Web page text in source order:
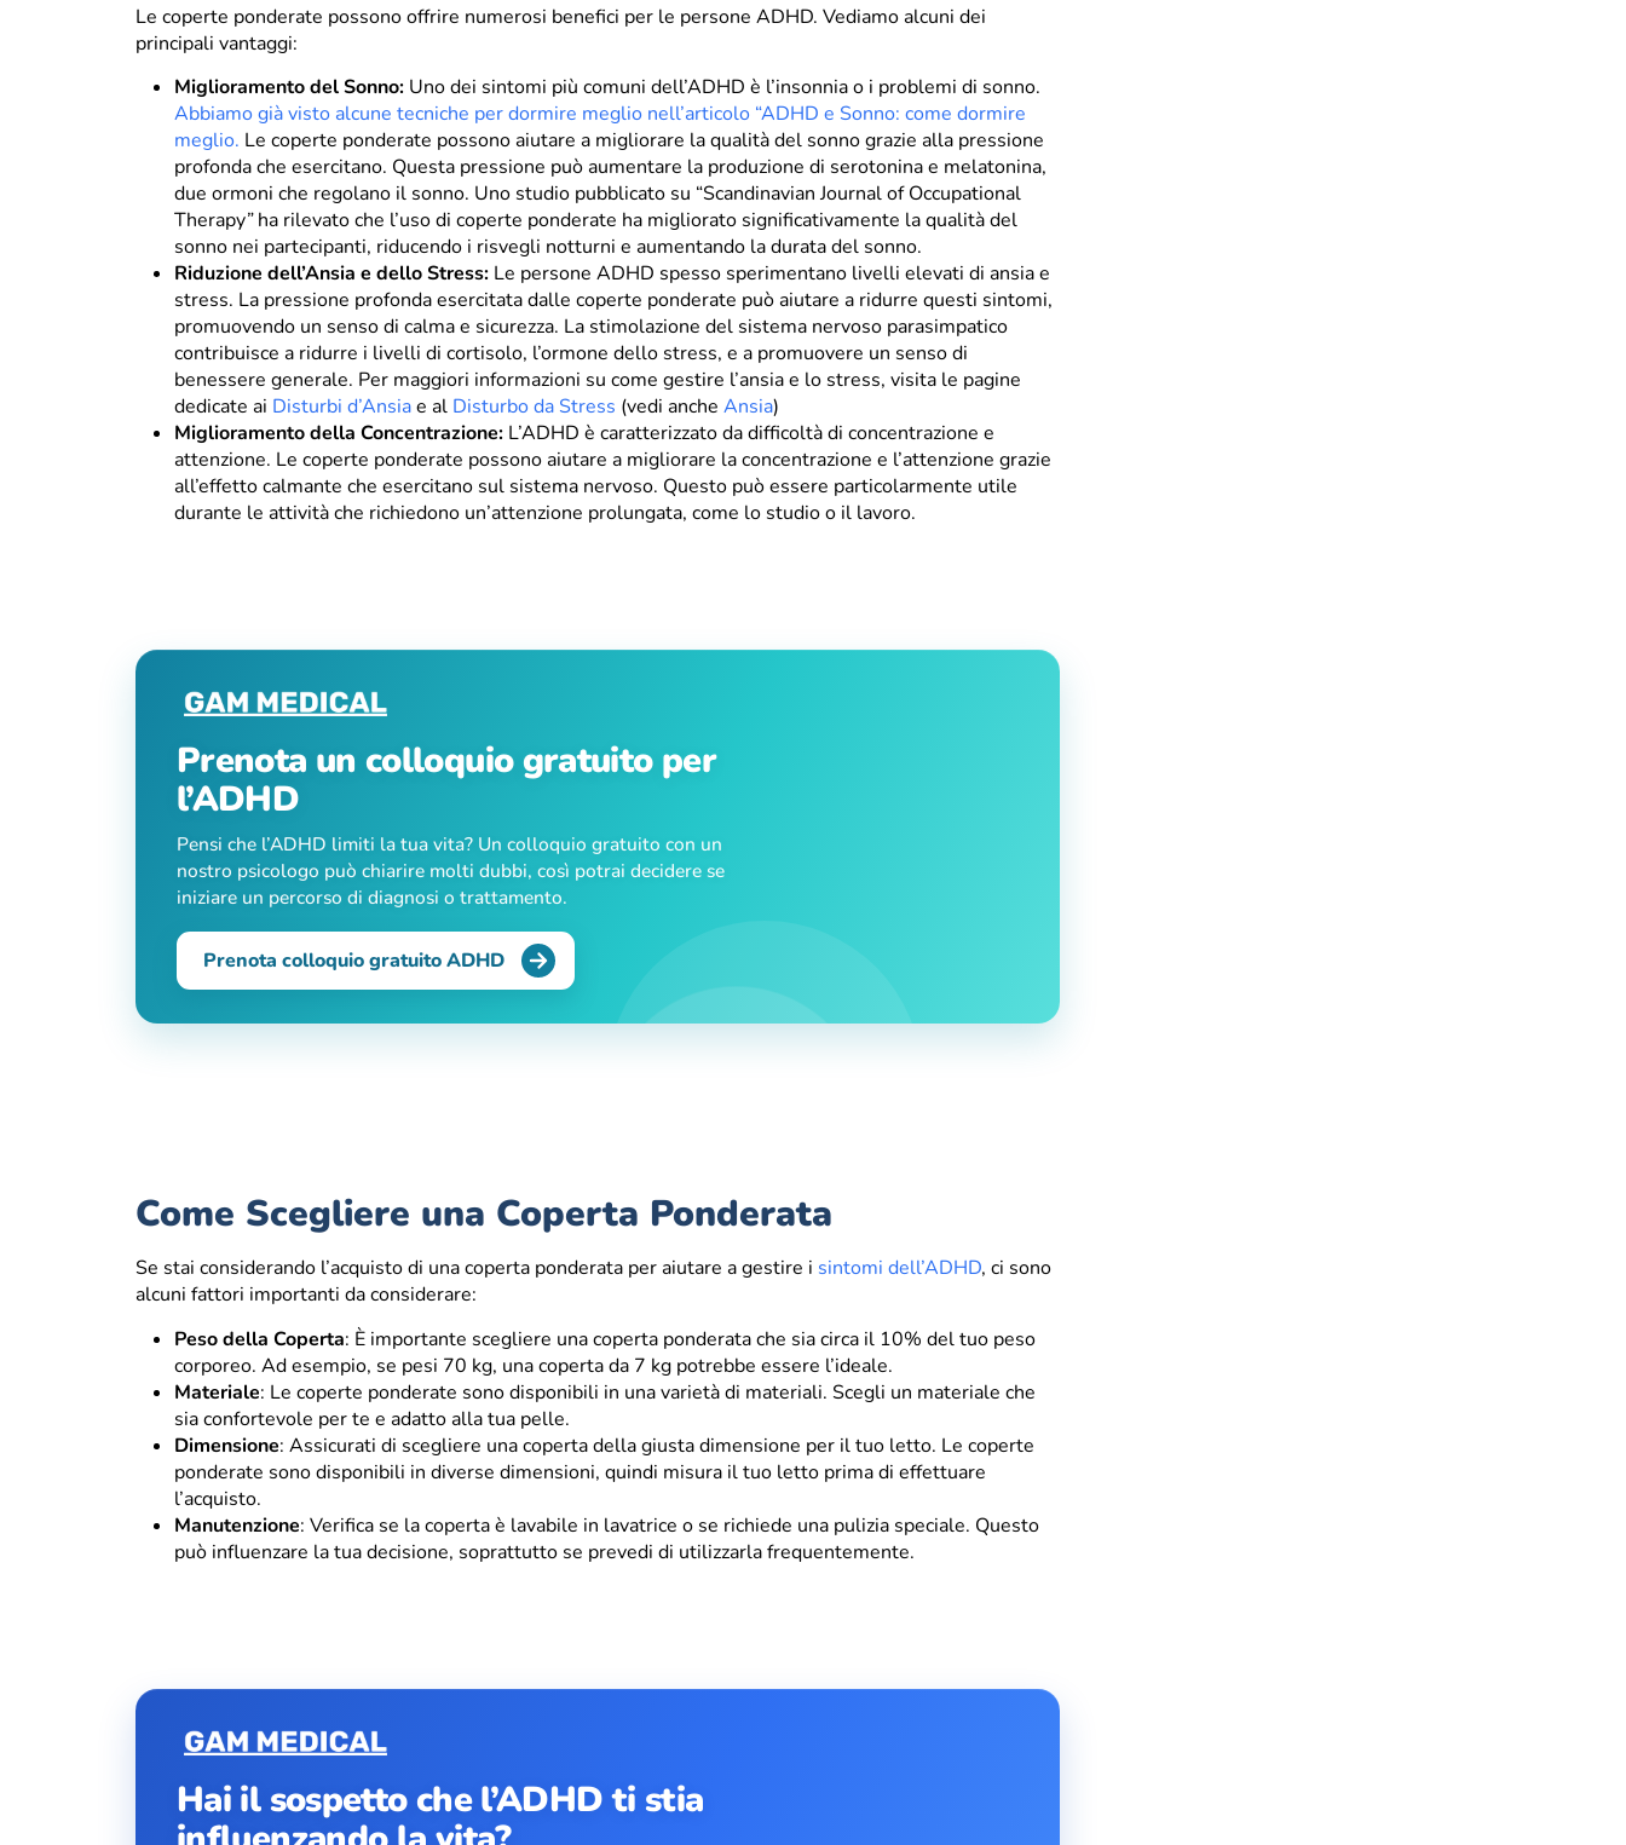
Le coperte ponderate possono offrire numerosi benefici per le persone ADHD. Vediamo alcuni dei
principali vantaggi:
Miglioramento del Sonno: Uno dei sintomi più comuni dell’ADHD è l’insonnia o i problemi di sonno.
Abbiamo già visto alcune tecniche per dormire meglio nell’articolo “ADHD e Sonno: come dormire
meglio. Le coperte ponderate possono aiutare a migliorare la qualità del sonno grazie alla pressione
profonda che esercitano. Questa pressione può aumentare la produzione di serotonina e melatonina,
due ormoni che regolano il sonno. Uno studio pubblicato su “Scandinavian Journal of Occupational
Therapy”ha rilevato che l’uso di coperte ponderate ha migliorato significativamente la qualità del
sonno nei partecipanti, riducendo i risvegli notturni e aumentando la durata del sonno.
Riduzione dell’Ansia e dello Stress: Le persone ADHD spesso sperimentano livelli elevati di ansia e
stress. La pressione profonda esercitata dalle coperte ponderate può aiutare a ridurre questi sintomi,
promuovendo un senso di calma e sicurezza. La stimolazione del sistema nervoso parasimpatico
contribuisce a ridurre i livelli di cortisolo, l’ormone dello stress, e a promuovere un senso di
benessere generale. Per maggiori informazioni su come gestire l’ansia e lo stress, visita le pagine
dedicate ai Disturbi d’Ansiae al Disturbo da Stress (vedi anche Ansia)
Miglioramento della Concentrazione: L’ADHD è caratterizzato da difficoltà di concentrazione e
attenzione. Le coperte ponderate possono aiutare a migliorare la concentrazione e l’attenzione grazie
all’effetto calmante che esercitano sul sistema nervoso. Questo può essere particolarmente utile
durante le attività che richiedono un’attenzione prolungata, come lo studio o il lavoro.
Prenota un colloquio gratuito per
l’ADHD
Pensi che l’ADHD limiti la tua vita? Un colloquio gratuito con un
nostro psicologo può chiarire molti dubbi, così potrai decidere se
iniziare un percorso di diagnosi o trattamento.
Prenota colloquio gratuito ADHD
Come Scegliere una Coperta Ponderata
Se stai considerando l’acquisto di una coperta ponderata per aiutare a gestire i sintomi dell’ADHD, ci sono
alcuni fattori importanti da considerare:
Peso della Coperta: È importante scegliere una coperta ponderata che sia circa il 10% del tuo peso
corporeo. Ad esempio, se pesi 70 kg, una coperta da 7 kg potrebbe essere l’ideale.
Materiale: Le coperte ponderate sono disponibili in una varietà di materiali. Scegli un materiale che
sia confortevole per te e adatto alla tua pelle.
Dimensione: Assicurati di scegliere una coperta della giusta dimensione per il tuo letto. Le coperte
ponderate sono disponibili in diverse dimensioni, quindi misura il tuo letto prima di effettuare
l’acquisto.
Manutenzione: Verifica se la coperta è lavabile in lavatrice o se richiede una pulizia speciale. Questo
può influenzare la tua decisione, soprattutto se prevedi di utilizzarla frequentemente.
Hai il sospetto che l’ADHD ti stia